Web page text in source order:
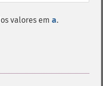
valores em a.